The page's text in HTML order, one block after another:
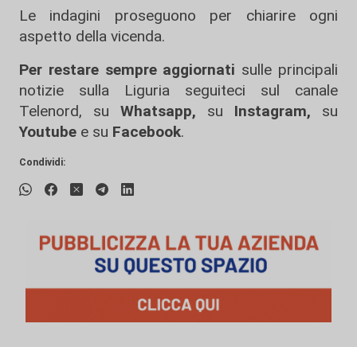
Le indagini proseguono per chiarire ogni
aspetto della vicenda.
Per restare sempre aggiornati sulle principali
notizie sulla Liguria seguiteci sul canale
Telenord, su
Whatsapp, su Instagram, su
Youtube e su Facebook.
Condividi: